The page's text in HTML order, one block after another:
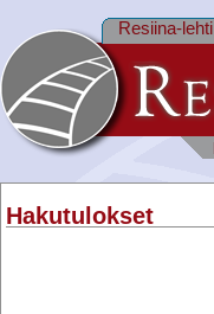
Resiina-lehti
Hakutulokset